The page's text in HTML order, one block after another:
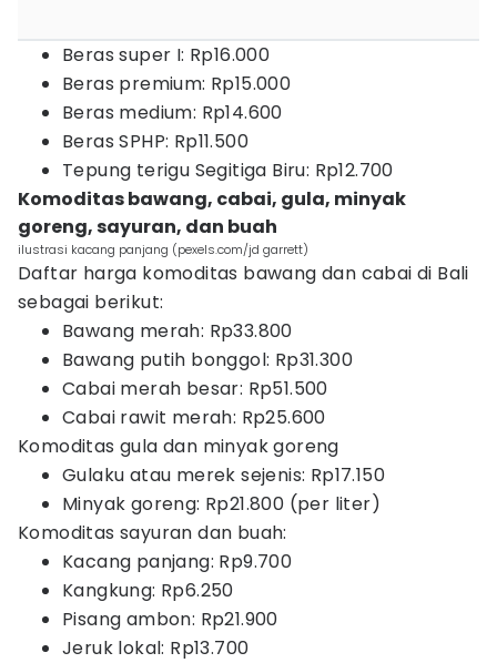
Beras super I: Rp16.000
Beras premium: Rp15.000
Beras medium: Rp14.600
Beras SPHP: Rp11.500
Tepung terigu Segitiga Biru: Rp12.700
Komoditas bawang, cabai, gula, minyak
goreng, sayuran, dan buah
ilustrasi kacang panjang (pexels.com/jd garrett)
Daftar harga komoditas bawang dan cabai di Bali
sebagai berikut:
Bawang merah: Rp33.800
Bawang putih bonggol: Rp31.300
Cabai merah besar: Rp51.500
Cabai rawit merah: Rp25.600
Komoditas gula dan minyak goreng
Gulaku atau merek sejenis: Rp17.150
Minyak goreng: Rp21.800 (per liter)
Komoditas sayuran dan buah:
Kacang panjang: Rp9.700
Kangkung: Rp6.250
Pisang ambon: Rp21.900
Jeruk lokal: Rp13.700